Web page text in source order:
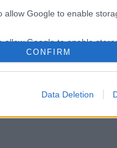
allow Google to enable
allow Google to enable
functionality and fraud
CONFIRM
Data Deletion